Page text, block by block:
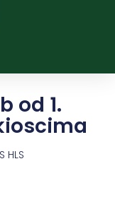
od 1.
HLS